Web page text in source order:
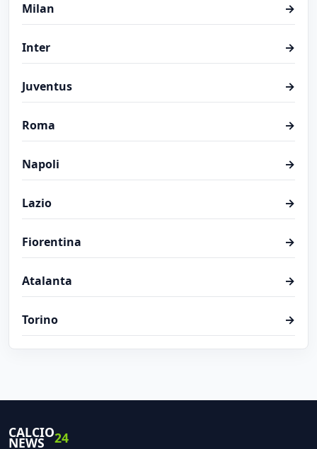
Milan →
Inter →
Juventus →
Roma →
Napoli →
Lazio →
Fiorentina →
Atalanta →
Torino →
CALCIO
NEWS 24